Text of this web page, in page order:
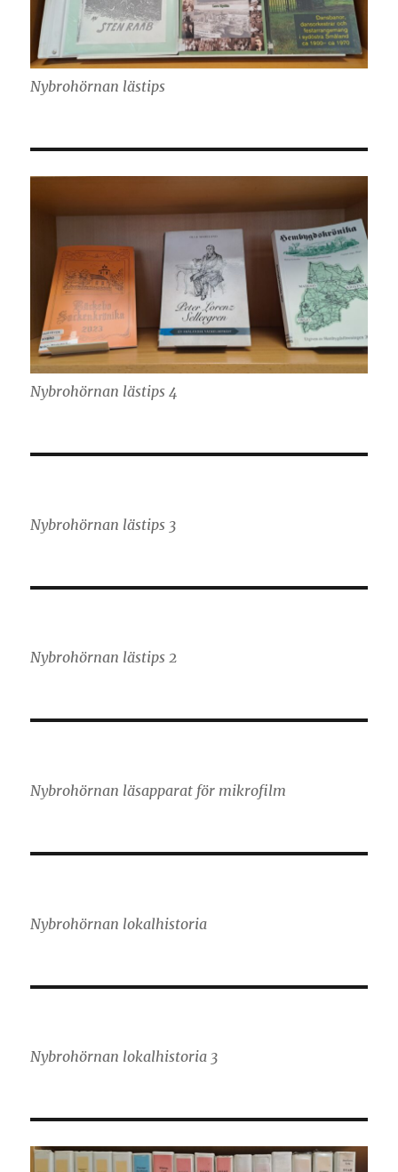
Nybrohörnan lästips
Nybrohörnan lästips 4
Nybrohörnan lästips 3
Nybrohörnan lästips 2
Nybrohörnan läsapparat för mikrofilm
Nybrohörnan lokalhistoria
Nybrohörnan lokalhistoria 3